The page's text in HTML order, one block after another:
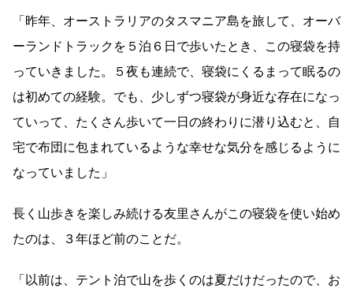
「昨年、オーストラリアのタスマニア島を旅して、オーバ
ーランドトラックを５泊６日で歩いたとき、この寝袋を持
っていきました。
５夜も連続で、寝袋にくるまって眠るの
は初めての経験。でも、少しずつ寝袋が身近な存在になっ
ていって、たくさん歩いて一日の終わりに潜り込むと、自
宅で布団に包まれているような幸せな気分を感じるように
なっていました」
長く山歩きを楽しみ続ける友里さんがこの寝袋を使い始め
たのは、３年ほど前のことだ。
「以前は、テント泊で山を歩くのは夏だけだったので、お